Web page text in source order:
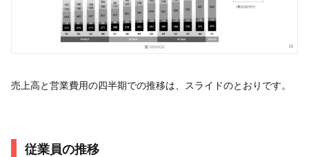
売上高と営業費用の四半期での推移は、スライドのとおりです。
従業員の推移